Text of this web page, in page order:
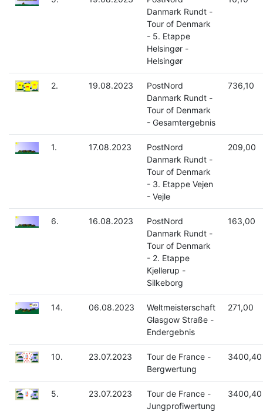
Danmark Rundt -
Tour of Denmark
- 5. Etappe
Helsingør -
Helsingør
2. 19.08.2023
PostNord
Danmark Rundt -
Tour of Denmark
- Gesamtergebnis
736,10
1. 17.08.2023
PostNord
Danmark Rundt -
Tour of Denmark
- 3. Etappe Vejen
- Vejle
209,00
6. 16.08.2023
PostNord
Danmark Rundt -
Tour of Denmark
- 2. Etappe
Kjellerup -
Silkeborg
163,00
14. 06.08.2023
Weltmeisterschaft
Glasgow Straße -
Endergebnis
271,00
10. 23.07.2023
Tour de France -
Bergwertung
3400,40
5. 23.07.2023
Tour de France -
Jungprofiwertung
3400,40